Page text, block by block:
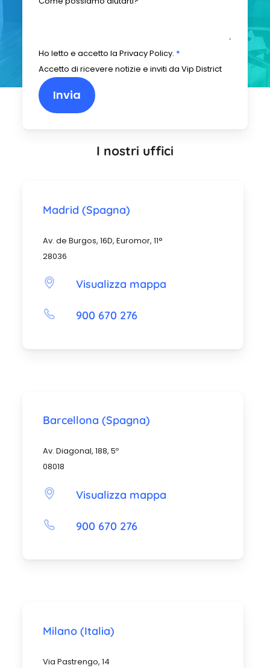
Ho letto e accetto la Privacy Policy. *
Accetto di ricevere notizie e inviti da Vip District
Invia
I nostri uffici
Madrid (Spagna)
Av. de Burgos, 16D, Euromor, 11°
28036
Visualizza mappa
900 670 276
Barcellona (Spagna)
Av. Diagonal, 188, 5º
08018
Visualizza mappa
900 670 276
Milano (Italia)
Via Pastrengo, 14